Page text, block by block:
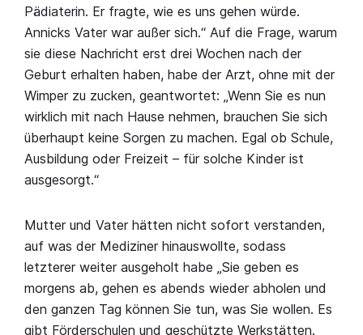
Pädiaterin. Er fragte, wie es uns gehen würde.
Annicks Vater war außer sich.“ Auf die Frage, warum
sie diese Nachricht erst drei Wochen nach der
Geburt erhalten haben, habe der Arzt, ohne mit der
Wimper zu zucken, geantwortet: „Wenn Sie es nun
wirklich mit nach Hause nehmen, brauchen Sie sich
überhaupt keine Sorgen zu machen. Egal ob Schule,
Ausbildung oder Freizeit – für solche Kinder ist
ausgesorgt.“
Mutter und Vater hätten nicht sofort verstanden,
auf was der Mediziner hinauswollte, sodass
letzterer weiter ausgeholt habe „Sie geben es
morgens ab, gehen es abends wieder abholen und
den ganzen Tag können Sie tun, was Sie wollen. Es
gibt Förderschulen und geschützte Werkstätten.